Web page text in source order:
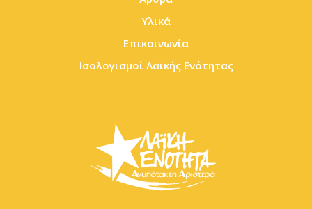
Υλικά
Επικοινωνία
Ισολογισμοί Λαϊκής Ενότητας